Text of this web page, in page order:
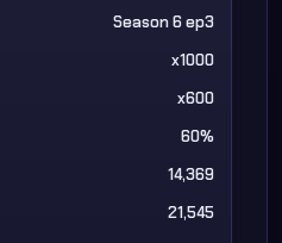
Season 6 ep3
x1000
x600
60%
14,369
21,545